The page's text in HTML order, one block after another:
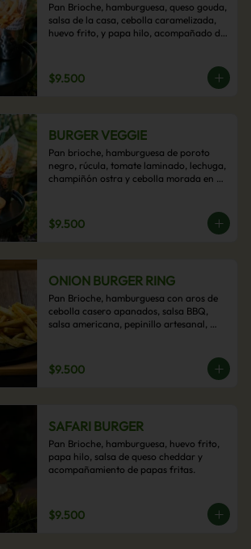
Pan Brioche, hamburguesa, queso gouda,
salsa de la casa, cebolla caramelizada,
huevo frito, y papa hilo, acompañado de
$9.500
BURGER VEGGIE
Pan brioche, hamburguesa de poroto
negro, rúcula, tomate laminado, lechuga,
champiñón ostra y cebolla morada en
$9.500
ONION BURGER RING
Pan Brioche, hamburguesa con aros de
cebolla casero apanados, salsa BBQ,
salsa americana, pepinillo artesanal,
papas fritas.
$9.500
SAFARI BURGER
Pan Brioche, hamburguesa, huevo frito,
papa hilo, salsa de queso cheddar y
acompañamiento de papas fritas.
$9.500